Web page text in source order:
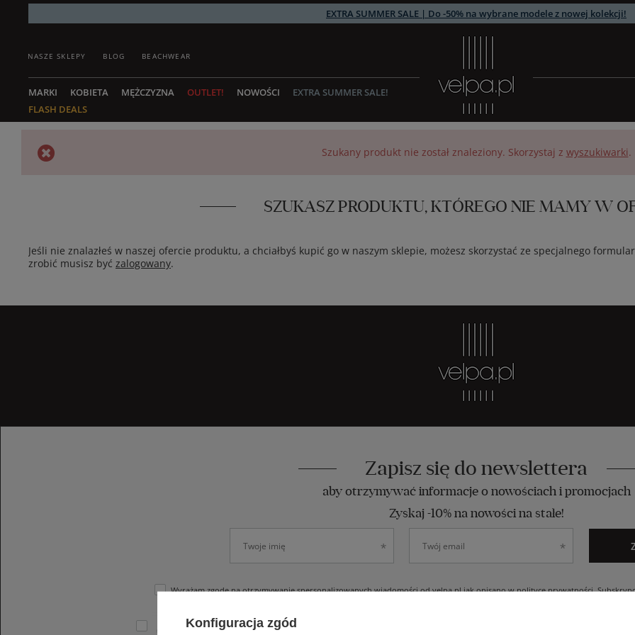
EXTRA SUMMER SALE | Do -50% na wybrane modele z nowej kolekcji!
NASZE SKLEPY BLOG BEACHWEAR
MARKI KOBIETA MĘŻCZYZNA OUTLET! NOWOŚCI
EXTRA SUMMER SALE!
FLASH DEALS
Szukany produkt nie został znaleziony. Skorzystaj z wyszukiwarki.
SZUKASZ PRODUKTU, KTÓREGO NIE MAMY W
Jeśli nie znalazłeś w naszej ofercie produktu, a chciałbyś kupić go w naszym sklepie, możesz skorzystać ze specjalnego
zrobić musisz być zalogowany.
Zapisz się do newslettera
aby otrzymywać informacje o nowościach i promocjach
Zyskaj -10% na nowości na stałe!
Wyrażam zgodę na otrzymywanie spersonalizowanych wiadomości od velpa.pl jak opisano wpolityce prywatności.
Zgadzam się na przetwarzanie moich danych osobowych (imię, adres email) przez VELPA Otylia Skiepko w celu
cofnięcia zgody w dowolnym momencie bez wpływu na zgodność z prawem przetwarzania, którego dokonano na podstawie
Konfiguracja zgód